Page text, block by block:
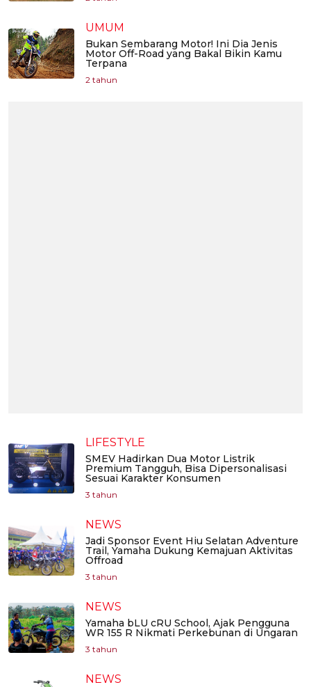
UMUM
Bukan Sembarang Motor! Ini Dia Jenis
Motor Off-Road yang Bakal Bikin Kamu
Terpana
2 tahun
LIFESTYLE
SMEV Hadirkan Dua Motor Listrik
Premium Tangguh, Bisa Dipersonalisasi
Sesuai Karakter Konsumen
3 tahun
NEWS
Jadi Sponsor Event Hiu Selatan Adventure
Trail, Yamaha Dukung Kemajuan Aktivitas
Offroad
3 tahun
NEWS
Yamaha bLU cRU School, Ajak Pengguna
WR 155 R Nikmati Perkebunan di Ungaran
3 tahun
NEWS